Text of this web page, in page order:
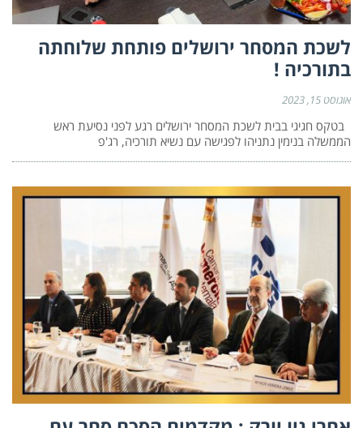
לשכת המסחר ירושלים פותחת שלוחתה
בתורכיה !
אוגוסט 15, 2023
בטקס חגיגי בבית לשכת המסחר ירושלים רגע לפני נסיעת ראש
הממשלה בנימין נתניהו לפגישה עם נשיא תורכיה, רג'פ